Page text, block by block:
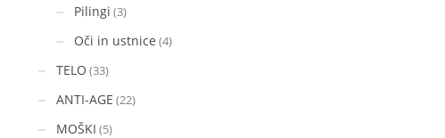
Pilingi (3)
Oči in ustnice (4)
TELO (33)
ANTI-AGE (22)
MOŠKI (5)